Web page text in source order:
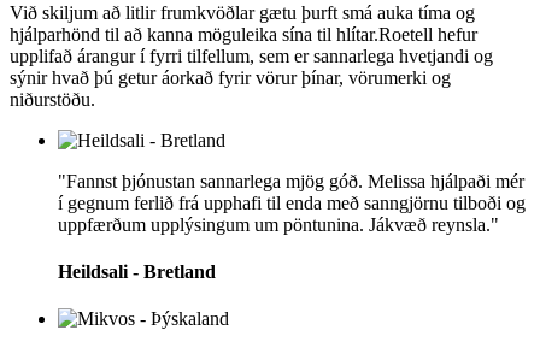
Við skiljum að litlir frumkvöðlar gætu þurft smá auka tíma og
hjálparhönd til að kanna möguleika sína til hlítar.Roetell hefur
upplifað árangur í fyrri tilfellum, sem er sannarlega hvetjandi og
sýnir hvað þú getur áorkað fyrir vörur þínar, vörumerki og
niðurstöðu.
"Fannst þjónustan sannarlega mjög góð. Melissa hjálpaði mér
í gegnum ferlið frá upphafi til enda með sanngjörnu tilboði og
uppfærðum upplýsingum um pöntunina. Jákvæð reynsla."
Heildsali - Bretland